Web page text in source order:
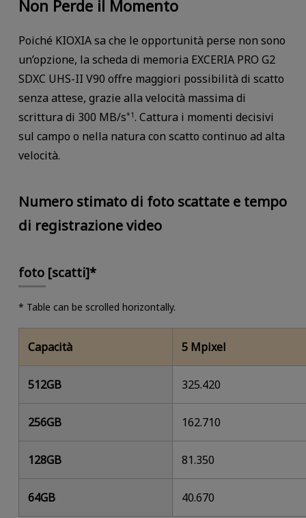
Non Perde il Momento
Poiché KIOXIA sa che le opportunità perse non sono
un’opzione, la scheda di memoria EXCERIA PRO G2
SDXC UHS-II V90 offre maggiori possibilità di scatto
senza attese, grazie alla velocità massima di
scrittura di 300 MB/s*1. Cattura i momenti decisivi
sul campo o nella natura con scatto continuo ad alta
velocità.
Numero stimato di foto scattate e tempo
di registrazione video
foto [scatti]*
* Table can be scrolled horizontally.
Capacità 5 Mpixel
512GB 325.420
256GB 162.710
128GB 81.350
64GB 40.670